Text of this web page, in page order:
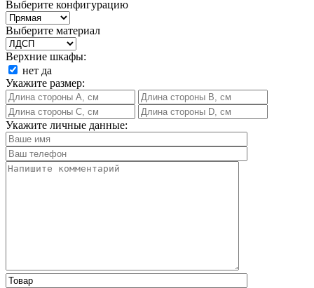
Выберите конфигурацию
Выберите материал
Верхние шкафы:
нет да
Укажите размер:
Укажите личные данные: